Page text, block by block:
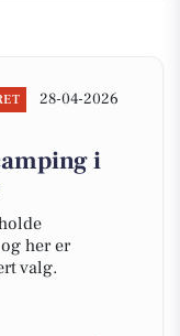
28-04-2026
i
her er
valg.